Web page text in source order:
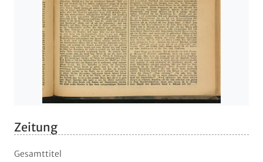
Zeitung
Gesamttitel